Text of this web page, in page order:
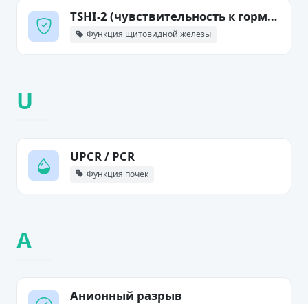
TSHI-2 (чувствительность к гормонам щитовидки)
Функция щитовидной железы
U
UPCR / PCR
Функция почек
А
Анионный разрыв